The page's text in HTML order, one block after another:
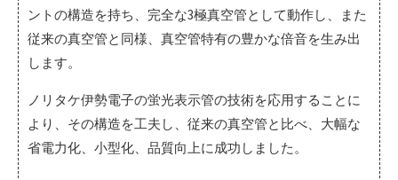
ントの構造を持ち、完全な3極真空管として動作し、また
従来の真空管と同様、真空管特有の豊かな倍音を生み出
します。
ノリタケ伊勢電子の蛍光表示管の技術を応用することに
より、その構造を工夫し、従来の真空管と比べ、大幅な
省電力化、小型化、品質向上に成功しました。